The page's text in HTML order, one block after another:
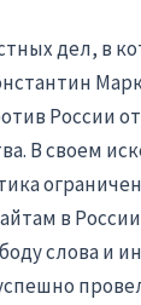
дел, в
России
В своем
в
слова и